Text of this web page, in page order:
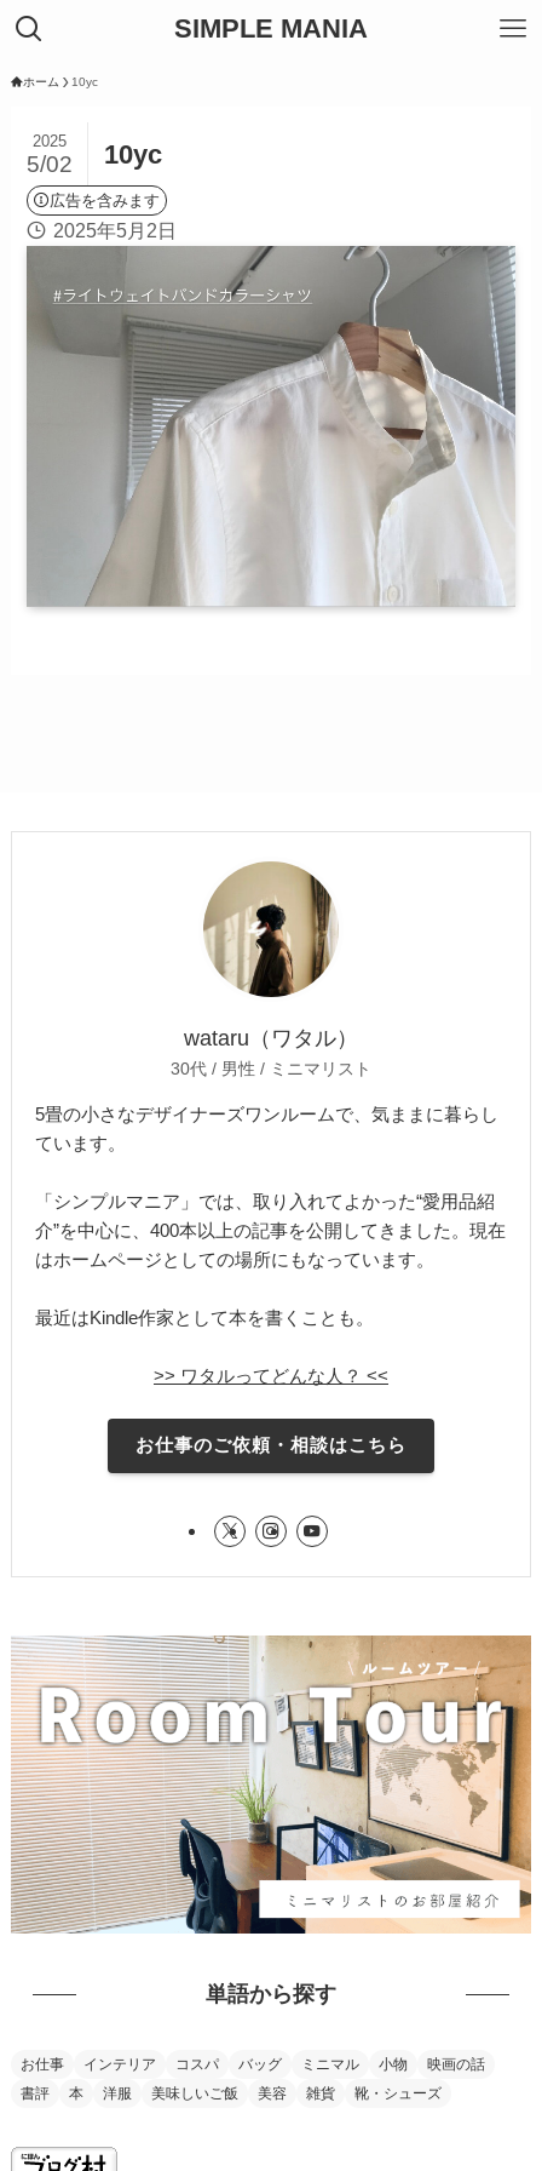
SIMPLE MANIA
ホーム 10yc
10yc
2025
5/02
広告を含みます
2025年5月2日
wataru（ワタル）
30代 / 男性 / ミニマリスト
5畳の小さなデザイナーズワンルームで、気ままに暮らし
ています。
「シンプルマニア」では、取り入れてよかった“愛用品紹
介”を中心に、400本以上の記事を公開してきました。現在
はホームページとしての場所にもなっています。
最近はKindle作家として本を書くことも。
>> ワタルってどんな人？ <<
お仕事のご依頼・相談はこちら
単語から探す
お仕事 インテリア コスパ バッグ ミニマル 小物
映画の話
書評
本 洋服 美味しいご飯 美容 雑貨 靴・シューズ